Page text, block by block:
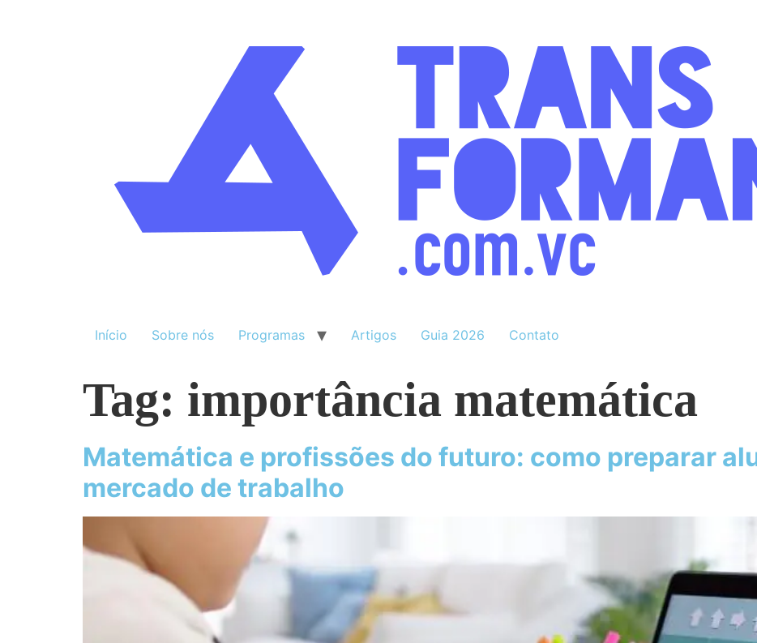
Início Sobre nós Programas Artigos Guia 2026 Contato
Tag: importância matemática
Matemática e profissões do futuro: como preparar
mercado de trabalho